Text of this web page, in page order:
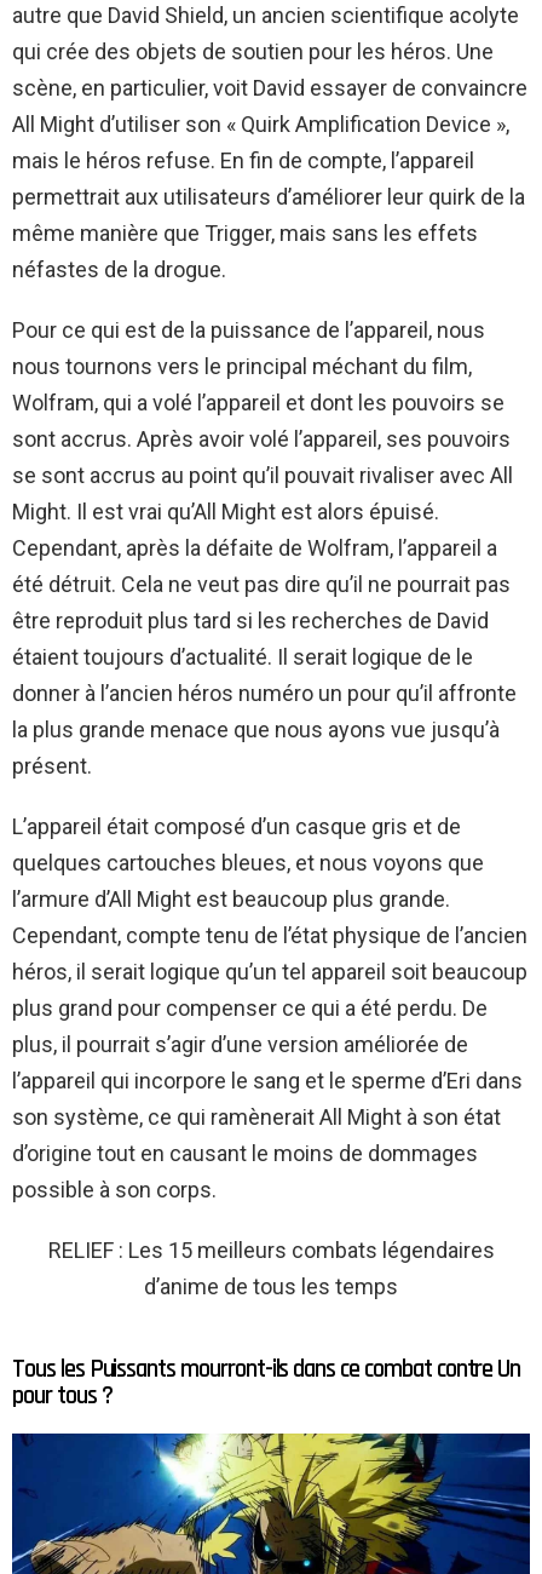
autre que David Shield, un ancien scientifique acolyte
qui crée des objets de soutien pour les héros. Une
scène, en particulier, voit David essayer de convaincre
All Might d’utiliser son « Quirk Amplification Device »,
mais le héros refuse. En fin de compte, l’appareil
permettrait aux utilisateurs d’améliorer leur quirk de la
même manière que Trigger, mais sans les effets
néfastes de la drogue.
Pour ce qui est de la puissance de l’appareil, nous
nous tournons vers le principal méchant du film,
Wolfram, qui a volé l’appareil et dont les pouvoirs se
sont accrus. Après avoir volé l’appareil, ses pouvoirs
se sont accrus au point qu’il pouvait rivaliser avec All
Might. Il est vrai qu’All Might est alors épuisé.
Cependant, après la défaite de Wolfram, l’appareil a
été détruit. Cela ne veut pas dire qu’il ne pourrait pas
être reproduit plus tard si les recherches de David
étaient toujours d’actualité. Il serait logique de le
donner à l’ancien héros numéro un pour qu’il affronte
la plus grande menace que nous ayons vue jusqu’à
présent.
L’appareil était composé d’un casque gris et de
quelques cartouches bleues, et nous voyons que
l’armure d’All Might est beaucoup plus grande.
Cependant, compte tenu de l’état physique de l’ancien
héros, il serait logique qu’un tel appareil soit beaucoup
plus grand pour compenser ce qui a été perdu. De
plus, il pourrait s’agir d’une version améliorée de
l’appareil qui incorpore le sang et le sperme d’Eri dans
son système, ce qui ramènerait All Might à son état
d’origine tout en causant le moins de dommages
possible à son corps.
RELIEF : Les 15 meilleurs combats légendaires
d’anime de tous les temps
Tous les Puissants mourront-ils dans ce combat contre Un
pour tous ?